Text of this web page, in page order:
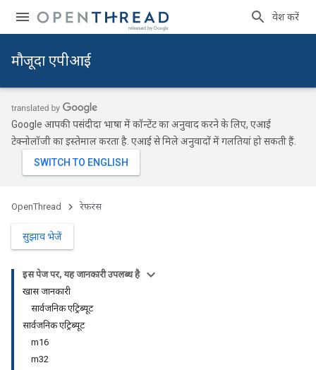
प्रवेश करें
मौजूदा एपीआई
Google आपकी पसंदीदा भाषा में कॉन्टेंट का अनुवाद करने के लिए, एआई
टेक्नोलॉजी का इस्तेमाल करता है. एआई से मिले अनुवादों में गलतियां हो सकती हैं.
OpenThread रेफ़रंस
सुझाव भेजें
इस पेज पर, यह जानकारी उपलब्ध है
खास जानकारी
सार्वजनिक एट्रिब्यूट
सार्वजनिक एट्रिब्यूट
m16
m32